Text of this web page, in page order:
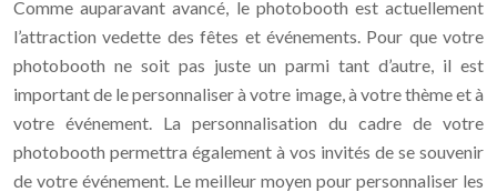
Comme auparavant avancé, le photobooth est actuellement
l’attraction vedette des fêtes et événements. Pour que votre
photobooth ne soit pas juste un parmi tant d’autre, il est
important de le personnaliser à votre image, à votre thème et à
votre événement. La personnalisation du cadre de votre
photobooth permettra également à vos invités de se souvenir
de votre événement. Le meilleur moyen pour personnaliser les